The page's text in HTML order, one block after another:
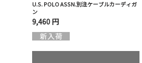
U.S. POLO ASSN.別注ケーブルカーディガ
ン
9,460 円